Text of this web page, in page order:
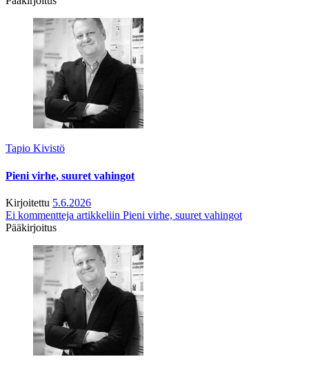
Tapio Kivistö
Pieni virhe, suuret vahingot
Kirjoitettu 5.6.2026
Ei kommentteja artikkeliin Pieni virhe, suuret vahingot
Pääkirjoitus